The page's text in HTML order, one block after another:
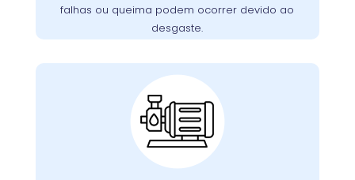
falhas ou queima podem ocorrer devido ao
desgaste.
Vazamento de Água
na Máquina de Lavar:
Vazamentos podem ser causados por